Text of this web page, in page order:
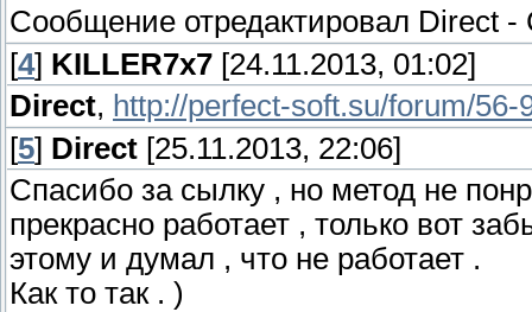
Сообщение отредактировал Direct -
[4] KILLER7x7 [24.11.2013, 01:02]
Direct, http://perfect-soft.su/forum/56-
[5] Direct [25.11.2013, 22:06]
Спасибо за сылку , но метод не
прекрасно работает , только вот
этому и думал , что не работает .
Как то так . )